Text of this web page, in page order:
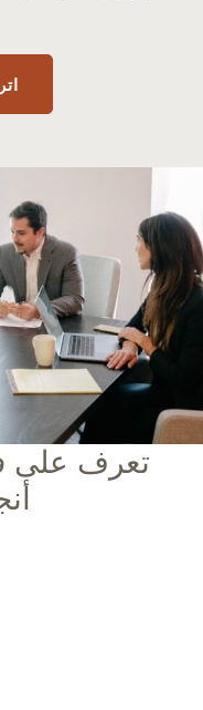
تعرف على